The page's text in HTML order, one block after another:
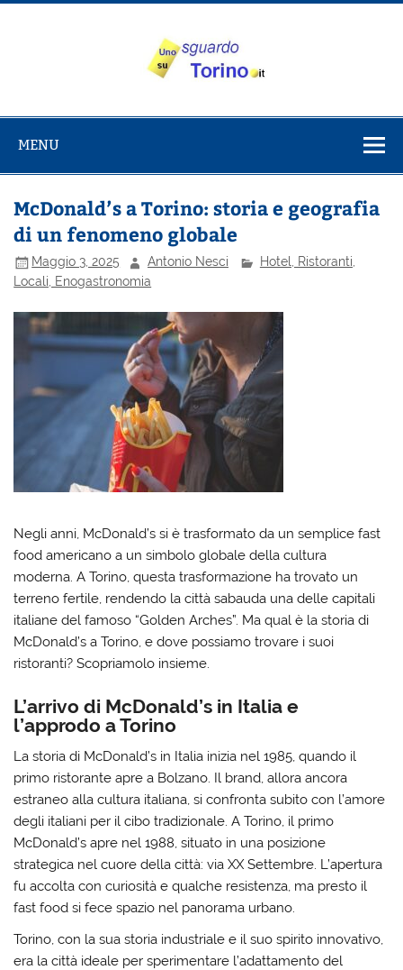
Salta
su Torino
MENU
McDonald’s a Torino: storia e geografia
di un fenomeno globale
Maggio 3, 2025 Antonio Nesci
Hotel, Ristoranti,
Locali, Enogastronomia
Negli anni, McDonald’s si è trasformato da un semplice fast
food americano a un simbolo globale della cultura
moderna. A Torino, questa trasformazione ha trovato un
terreno fertile, rendendo la città sabauda una delle capitali
italiane del famoso “Golden Arches”. Ma qual è la storia di
McDonald’s a Torino, e dove possiamo trovare i suoi
ristoranti? Scopriamolo insieme.
L’arrivo di McDonald’s in Italia e
l’approdo a Torino
La storia di McDonald’s in Italia inizia nel 1985, quando il
primo ristorante apre a Bolzano. Il brand, allora ancora
estraneo alla cultura italiana, si confronta subito con l’amore
degli italiani per il cibo tradizionale. A Torino, il primo
McDonald’s apre nel 1988, situato in una posizione
strategica nel cuore della città: via XX Settembre. L’apertura
fu accolta con curiosità e qualche resistenza, ma presto il
fast food si fece spazio nel panorama urbano.
Torino, con la sua storia industriale e il suo spirito innovativo,
era la città ideale per sperimentare l’adattamento del